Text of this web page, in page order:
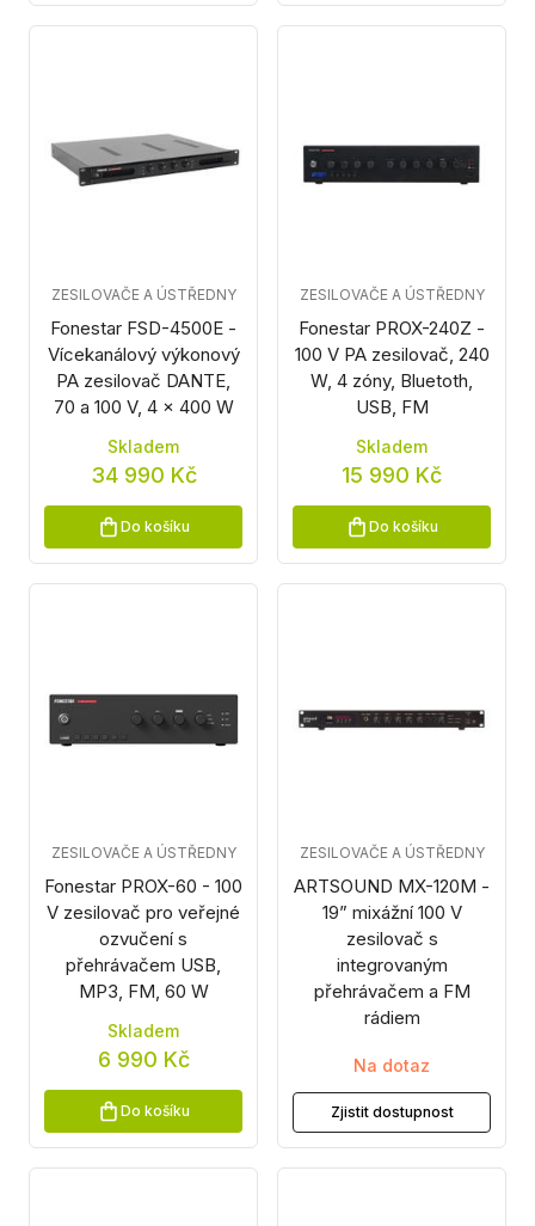
Fonestar FSD-4500E -
Vícekanálový výkonový
PA zesilovač DANTE,
70 a 100 V, 4 x 400 W
ZESILOVAČE A ÚSTŘEDNY
Skladem
34 990 Kč
Do košíku
Fonestar PROX-240Z -
100 V PA zesilovač, 240
W, 4 zóny, Bluetoth,
USB, FM
ZESILOVAČE A ÚSTŘEDNY
Skladem
15 990 Kč
Do košíku
Fonestar PROX-60 - 100
V zesilovač pro veřejné
ozvučení s
přehrávačem USB,
MP3, FM, 60 W
ZESILOVAČE A ÚSTŘEDNY
Skladem
6 990 Kč
Do košíku
ARTSOUND MX-120M -
19” mixážní 100 V
zesilovač s
integrovaným
přehrávačem a FM
rádiem
ZESILOVAČE A ÚSTŘEDNY
Na dotaz
Zjistit dostupnost